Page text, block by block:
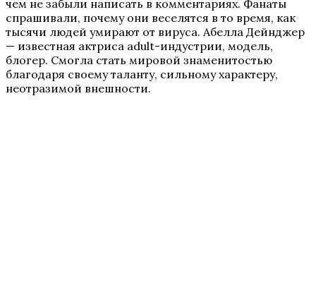
чем не забыли написать в комментариях. Фанаты
спрашивали, почему они веселятся в то время, как
тысячи людей умирают от вируса. Абелла Дейнджер
— известная актриса adult-индустрии, модель,
блогер. Смогла стать мировой знаменитостью
благодаря своему таланту, сильному характеру,
неотразимой внешности.